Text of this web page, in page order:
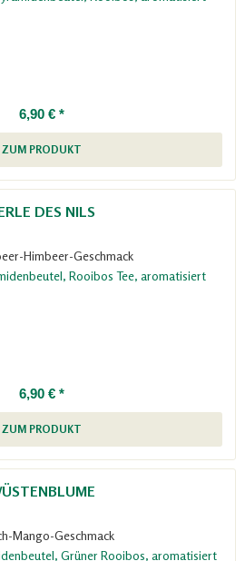
6,90 € *
ZUM PRODUKT
DES NILS
Himbeer-Geschmack
6,90 € *
ZUM PRODUKT
Mango-Geschmack